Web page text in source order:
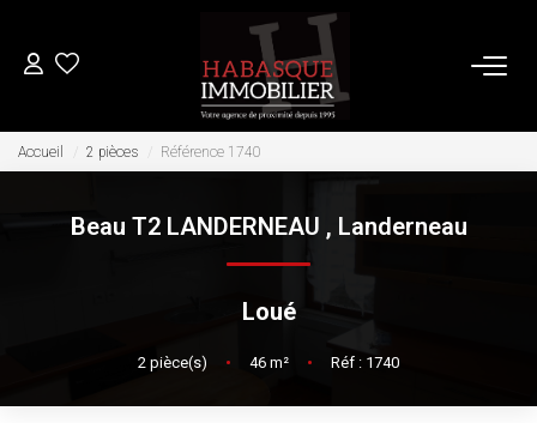
ACHETER
LOUER
VENDRE
Estimation
Biens Vendus
Accueil 2 pièces Référence 1740
Beau T2 LANDERNEAU , Landerneau
Loué
2 pièce(s) • 46 m² • Réf : 1740